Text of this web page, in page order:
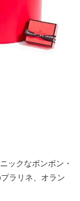
ックなボンボン・
ラリネ、オラン